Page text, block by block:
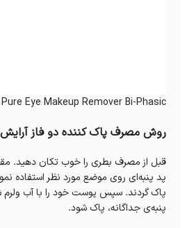
Eye Makeup Remover Bi-Phasic
روش مصرف پاک کننده دو فاز
قبل از مصرف بطری را خوب تکان دهید.
پد پنبه‌ای روی موضع مورد نظر استفاده
پاک گردند. سپس پوست خود را با آب
پنبه‌ی جداگانه، پاک شود.